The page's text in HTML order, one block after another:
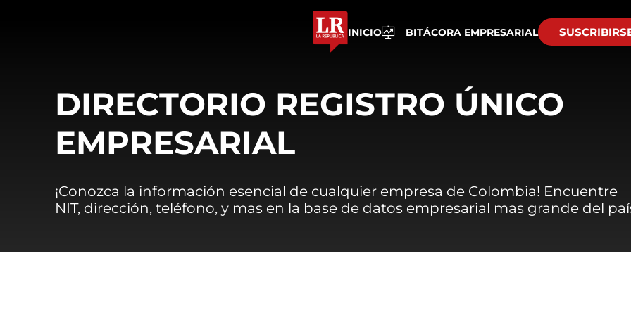
INICIO BITÁCORA EMPRESARIAL
DIRECTORIO REGISTRO ÚNICO
EMPRESARIAL
¡Conozca la información esencial de cualquier empresa de Colombia! Encuentre
NIT, dirección, teléfono, y mas en la base de datos empresarial mas grande del